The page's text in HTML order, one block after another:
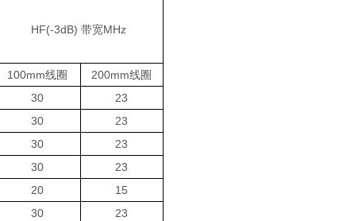
HF(-3dB) 带宽MHz
100mm线圈
200mm线圈
30
23
30
23
30
23
30
23
20
15
30
23